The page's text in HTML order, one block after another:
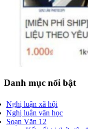
Danh mục nổi bật
Nghị luận xã hội
Nghị luận văn học
Soạn Văn 12